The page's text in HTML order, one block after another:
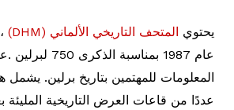
يحتوي المتحف التاريخي الألماني (DHM)
عام 1987 بمناسبة
المعلومات للمهتمين بتاريخ برلين. يشمل
عددًا من قاعات العرض التاريخية